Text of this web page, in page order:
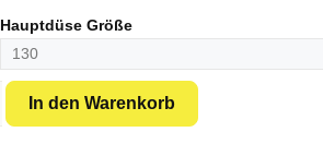
Hauptdüse Größeauswählen
Produkt Anzahl: Gib den gewünschten Wert
In den Warenkorb